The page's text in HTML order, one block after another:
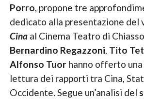
Porro , propone tre
dedicato alla presentazione del
Cinaal Cinema Teatro di
Bernardino Regazzoni Tito
Alfonso Tuorhanno offerto una
lettura dei rapporti tra Cina,
Occidente. Segue un’analisi del